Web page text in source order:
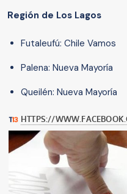
Región de Los Lagos
Futaleufú: Chile Vamos
Palena: Nueva Mayoría
Queilén: Nueva Mayoría